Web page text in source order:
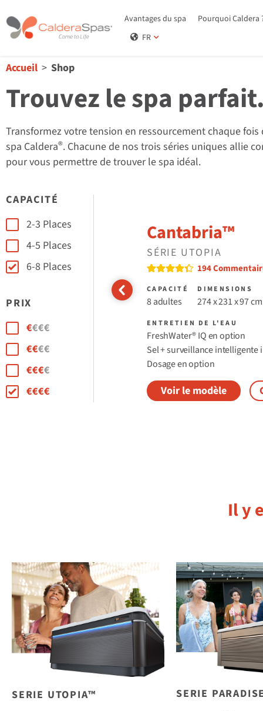
Avantages du spa
Pourquoi Caldera
FR
Accueil Shop
Trouvez le spa
Transformez votre tension en ressourcement chaque
spa Caldera®. Chacune de nos trois séries uniques allie
pour vous permettre de trouver le spa idéal.
CAPACITÉ
Seating Capacity
2-3 Places
4-5 Places
6-8 Places
PRIX
Price Range
€€€€
€€€€
€€€€
€€€€
Cantabria™
SÉRIE UTOPIA
Read reviews194
CAPACITÉ
8 adultes
DIMENSIONS
274 x 231 x 97 cm
ENTRETIEN DE L'EAU
FreshWater® IQ en option
Sel + surveillance intelligente
Dosage en option
Voir le modèle
Il y
SERIE UTOPIA™
SERIE